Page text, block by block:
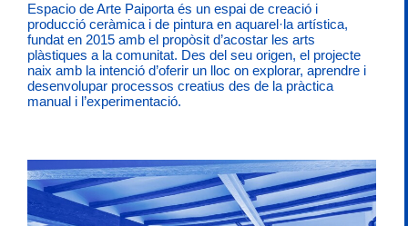
Espacio de Arte Paiporta és un espai de creació i
producció ceràmica i de pintura en aquarel·la artística,
fundat en 2015 amb el propòsit d’acostar les arts
plàstiques a la comunitat. Des del seu origen, el projecte
naix amb la intenció d’oferir un lloc on explorar, aprendre i
desenvolupar processos creatius des de la pràctica
manual i l’experimentació.